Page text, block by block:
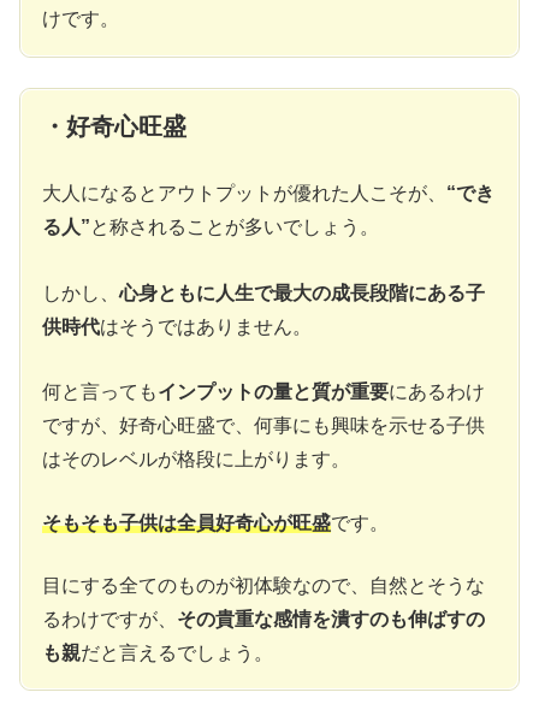
けです。
・好奇心旺盛
大人になるとアウトプットが優れた人こそが、 “でき
る人”と称されることが多いでしょう。
しかし、心身ともに人生で最大の成長段階にある子
供時代はそうではありません。
何と言ってもインプットの量と質が重要にあるわけ
ですが、好奇心旺盛で、何事にも興味を示せる子供
はそのレベルが格段に上がります。
そもそも子供は全員好奇心が旺盛です。
目にする全てのものが初体験なので、自然とそうな
るわけですが、 その貴重な感情を潰すのも伸ばすの
も親だと言えるでしょう。